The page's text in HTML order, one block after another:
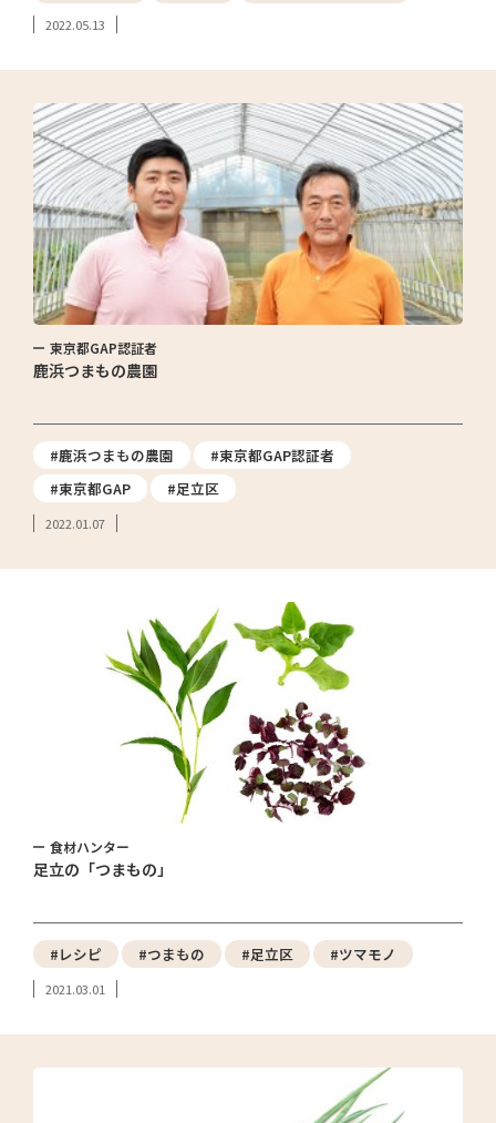
2022.05.13
東京都GAP認証者
鹿浜つまもの農園
#鹿浜つまもの農園
#東京都GAP認証者
#東京都GAP
#足立区
2022.01.07
食材ハンター
足立の「つまもの」
#レシピ #つまもの #足立区 #ツマモノ
2021.03.01